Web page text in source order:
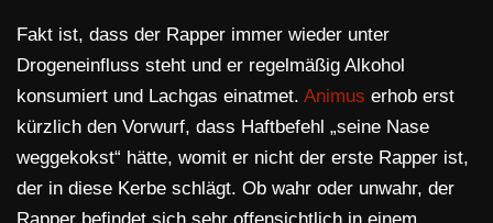
Fakt ist, dass der Rapper immer wieder unter
Drogeneinfluss steht und er regelmäßig Alkohol
konsumiert und Lachgas einatmet. Animus erhob erst
kürzlich den Vorwurf, dass Haftbefehl „seine Nase
weggekokst“ hätte, womit er nicht der erste Rapper ist,
der in diese Kerbe schlägt. Ob wahr oder unwahr, der